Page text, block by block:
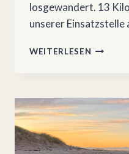
losgewandert. 13
unserer Einsatzstelle
WEITERLESEN WILDER
MIT
DEM